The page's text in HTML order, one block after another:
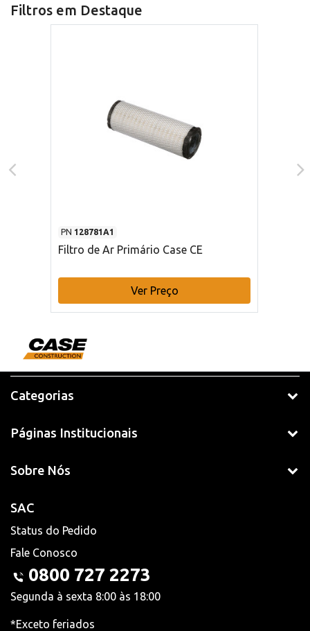
Filtros em Destaque
PN 128781A1
Filtro de Ar Primário Case CE
Ver Preço
Categorias
Páginas Institucionais
Sobre Nós
SAC
Status do Pedido
Fale Conosco
0800 727 2273
Segunda à sexta 8:00 às 18:00
*Exceto feriados